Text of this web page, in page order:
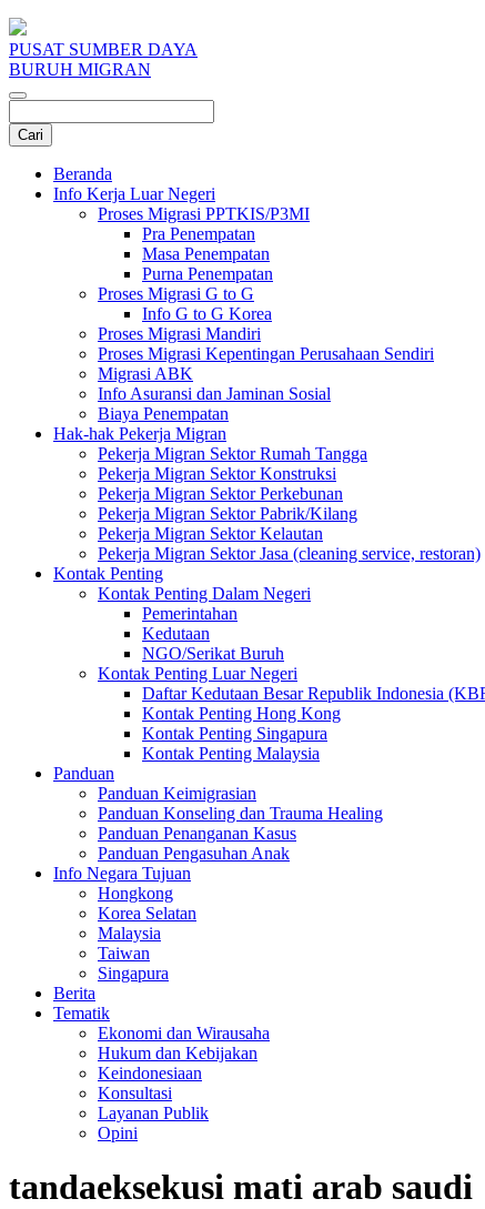
PUSAT SUMBER DAYA
BURUH MIGRAN
Beranda
Info Kerja Luar Negeri
Proses Migrasi PPTKIS/P3MI
Pra Penempatan
Masa Penempatan
Purna Penempatan
Proses Migrasi G to G
Info G to G Korea
Proses Migrasi Mandiri
Proses Migrasi Kepentingan Perusahaan Sendiri
Migrasi ABK
Info Asuransi dan Jaminan Sosial
Biaya Penempatan
Hak-hak Pekerja Migran
Pekerja Migran Sektor Rumah Tangga
Pekerja Migran Sektor Konstruksi
Pekerja Migran Sektor Perkebunan
Pekerja Migran Sektor Pabrik/Kilang
Pekerja Migran Sektor Kelautan
Pekerja Migran Sektor Jasa (cleaning service, restoran)
Kontak Penting
Kontak Penting Dalam Negeri
Pemerintahan
Kedutaan
NGO/Serikat Buruh
Kontak Penting Luar Negeri
Daftar Kedutaan Besar Republik Indonesia
Kontak Penting Hong Kong
Kontak Penting Singapura
Kontak Penting Malaysia
Panduan
Panduan Keimigrasian
Panduan Konseling dan Trauma Healing
Panduan Penanganan Kasus
Panduan Pengasuhan Anak
Info Negara Tujuan
Hongkong
Korea Selatan
Malaysia
Taiwan
Singapura
Berita
Tematik
Ekonomi dan Wirausaha
Hukum dan Kebijakan
Keindonesiaan
Konsultasi
Layanan Publik
Opini
tandaeksekusi mati arab saudi